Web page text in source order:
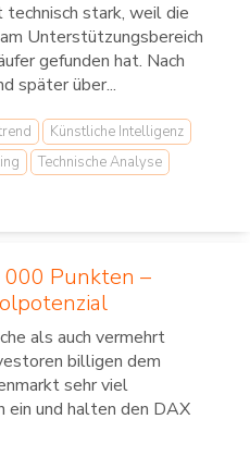
stark, weil die
Unterstützungsbereich
gefunden hat. Nach
später über...
Künstliche Intelligenz
Technische Analyse
Punkten –
als auch vermehrt
billigen dem
sehr viel
ein und halten den DAX